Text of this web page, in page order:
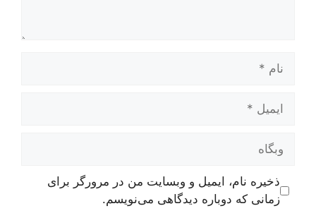
ایمیل
وبگاه
ذخیره نام، ایمیل و وبسایت من در مرورگر برای
زمانی که دوباره دیدگاهی می‌نویسم.